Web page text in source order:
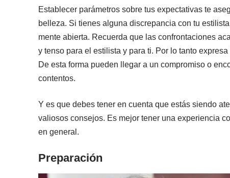
Establecer parámetros sobre tus expectativas te
belleza. Si tienes alguna discrepancia con tu
mente abierta. Recuerda que las confrontaciones
y tenso para el estilista y para ti. Por lo tanto
De esta forma pueden llegar a un compromiso o
contentos.
Y es que debes tener en cuenta que estás siendo
valiosos consejos. Es mejor tener una experiencia
en general.
Preparación